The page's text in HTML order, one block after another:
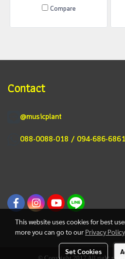
Compare
Contact
@musicplant
088-0088-018 / 094-686-6861
This website uses cookies for best
more you can go to our Privacy Policy
Set Cookies